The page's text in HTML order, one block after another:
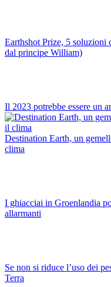
Earthshot Prize, 5 soluzioni
dal principe William)
Il 2023 potrebbe essere un
Destination Earth, un
clima
I ghiacciai in Groenlandia
allarmanti
Se non si riduce l’uso dei
Terra